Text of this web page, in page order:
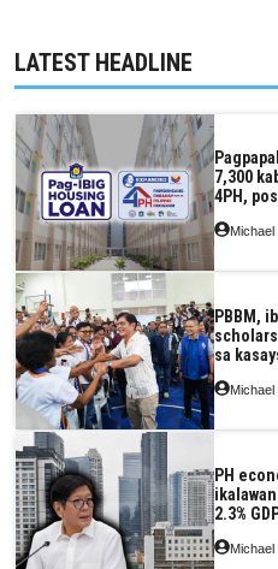
LATEST HEADLINE
7,300
4PH,
Pag-IBIG
Michael
PBBM,
sa
Michael
PH
2.3%
Michael